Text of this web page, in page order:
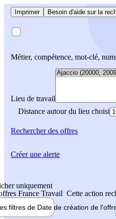
Imprimer Besoin d'aide sur la
Métier, compétence, mot-clé,
Lieu de travail
Distance autour du lieu choisi
Rechercherdes offres
uniquement
France Travail Cette action
filtres de Date de création de
Créer une alerte